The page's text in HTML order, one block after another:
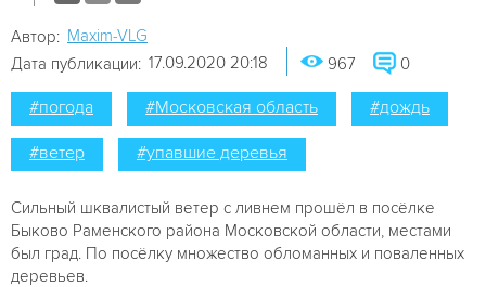
Автор: Maxim-VLG
Дата публикации: 17.09.2020 20:18 967 0
#погода #Московская область #дождь
#ветер #упавшие деревья
Сильный шквалистый ветер с ливнем прошёл в посёлке
Быково Раменского района Московской области, местами
был град. По посёлку множество обломанных и поваленных
деревьев.